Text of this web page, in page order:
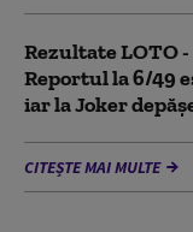
Rezultate LOTO
Reportul la 6/49
iar la Joker
CITEȘTE MAI MULTE